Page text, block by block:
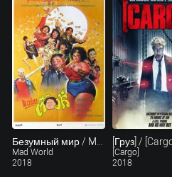
Mad World
2018
[Cargo]
2018